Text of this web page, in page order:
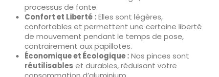
processus de fonte.
Confort et Liberté :Elles sont légères,
confortables et permettent une certaine liberté
de mouvement pendant le temps de pose,
contrairement aux papillotes.
Économique et Écologique :Nos pinces sont
réutilisables et durables, réduisant votre